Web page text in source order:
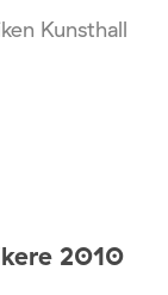
Kunsthall
2010